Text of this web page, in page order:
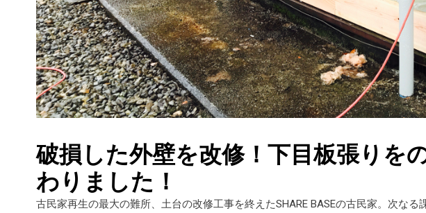
破損した外壁を改修！下目板張りを
わりました！
古民家再生の最大の難所、土台の改修工事を終えたSHARE BASEの古民家。次な